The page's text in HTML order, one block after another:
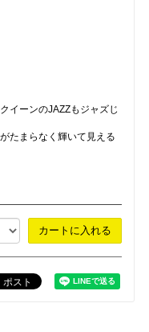
イーンのJAZZもジャズじ
たまらなく輝いて見える